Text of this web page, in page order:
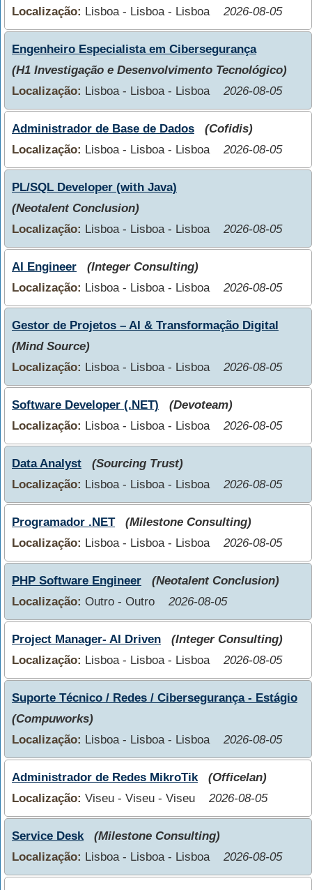
Localização: Lisboa - Lisboa - Lisboa 2026-08-05
Engenheiro Especialista em Cibersegurança
(H1 Investigação e Desenvolvimento Tecnológico)
Localização: Lisboa - Lisboa - Lisboa 2026-08-05
Administrador de Base de Dados
(Cofidis)
Localização: Lisboa - Lisboa - Lisboa 2026-08-05
PL/SQL Developer (with Java)
(Neotalent Conclusion)
Localização: Lisboa - Lisboa - Lisboa 2026-08-05
AI Engineer
(Integer Consulting)
Localização: Lisboa - Lisboa - Lisboa 2026-08-05
Gestor de Projetos – AI & Transformação Digital
(Mind Source)
Localização: Lisboa - Lisboa - Lisboa 2026-08-05
Software Developer (.NET)
(Devoteam)
Localização: Lisboa - Lisboa - Lisboa 2026-08-05
Data Analyst
(Sourcing Trust)
Localização: Lisboa - Lisboa - Lisboa 2026-08-05
Programador .NET
(Milestone Consulting)
Localização: Lisboa - Lisboa - Lisboa 2026-08-05
PHP Software Engineer
(Neotalent Conclusion)
Localização: Outro - Outro 2026-08-05
Project Manager- AI Driven
(Integer Consulting)
Localização: Lisboa - Lisboa - Lisboa 2026-08-05
Suporte Técnico / Redes / Cibersegurança - Estágio
(Compuworks)
Localização: Lisboa - Lisboa - Lisboa 2026-08-05
Administrador de Redes MikroTik
(Officelan)
Localização: Viseu - Viseu - Viseu 2026-08-05
Service Desk
(Milestone Consulting)
Localização: Lisboa - Lisboa - Lisboa 2026-08-05